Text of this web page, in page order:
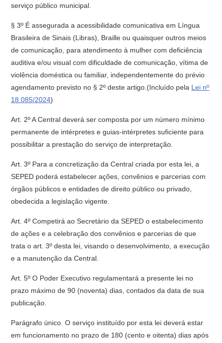
serviço público municipal.
§ 3º É assegurada a acessibilidade comunicativa em Língua
Brasileira de Sinais (Libras), Braille ou quaisquer outros meios
de comunicação, para atendimento à mulher com deficiência
auditiva e/ou visual com dificuldade de comunicação, vítima de
violência doméstica ou familiar, independentemente do prévio
agendamento previsto no § 2º deste artigo.(Incluído pela Lei nº
18.085/2024)
Art. 2º A Central deverá ser composta por um número mínimo
permanente de intérpretes e guias-intérpretes suficiente para
possibilitar a prestação do serviço de interpretação.
Art. 3º Para a concretização da Central criada por esta lei, a
SEPED poderá estabelecer ações, convênios e parcerias com
órgãos públicos e entidades de direito público ou privado,
obedecida a legislação vigente.
Art. 4º Competirá ao Secretário da SEPED o estabelecimento
de ações e a celebração dos convênios e parcerias de que
trata o art. 3º desta lei, visando o desenvolvimento, a execução
e a manutenção da Central.
Art. 5º O Poder Executivo regulamentará a presente lei no
prazo máximo de 90 (noventa) dias, contados da data de sua
publicação.
Parágrafo único. O serviço instituído por esta lei deverá estar
em funcionamento no prazo de 180 (cento e oitenta) dias após